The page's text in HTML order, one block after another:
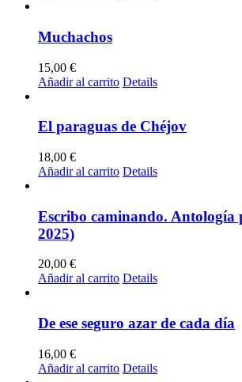
Muchachos
15,00 €
Añadir al carrito Details
El paraguas de Chéjov
18,00 €
Añadir al carrito Details
Escribo caminando. Antología
2025)
20,00 €
Añadir al carrito Details
De ese seguro azar de cada día
16,00 €
Añadir al carrito Details